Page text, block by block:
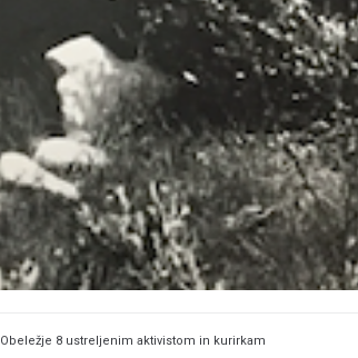
Obeležje 8 ustreljenim aktivistom in kurirkam